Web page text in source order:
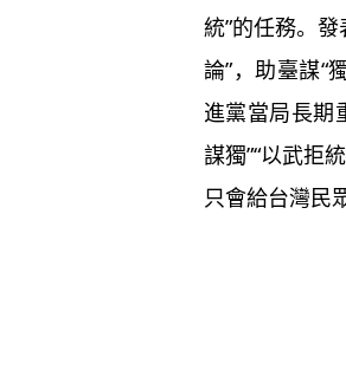
統”的任務。
論”，助臺謀“
進黨當局長期
謀獨”“以武拒
只會給台灣民